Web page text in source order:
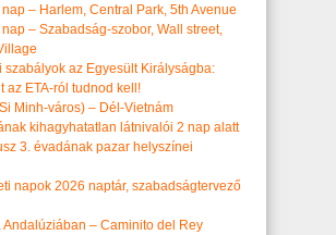
nap – Harlem, Central Park, 5th Avenue
nap – Szabadság-szobor, Wall street,
szabályok az Egyesült Királyságba:
az ETA-ról tudnod kell!
Minh-város) – Dél-Vietnám
kihagyhatatlan látnivalói 2 nap alatt
3. évadának pazar helyszínei
napok 2026 naptár, szabadságtervező
Andalúziában – Caminito del Rey